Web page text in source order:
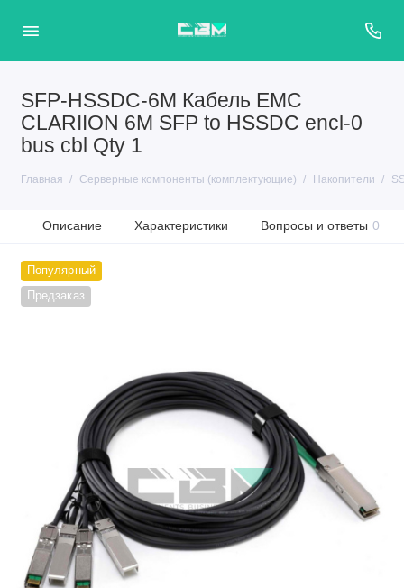
SFP-HSSDC-6M Кабель EMC
CLARIION 6M SFP to HSSDC encl-0
bus cbl Qty 1
Главная Серверные компоненты (комплектующие) Накопители
Описание Характеристики Вопросы и ответы 0
Популярный
Предзаказ